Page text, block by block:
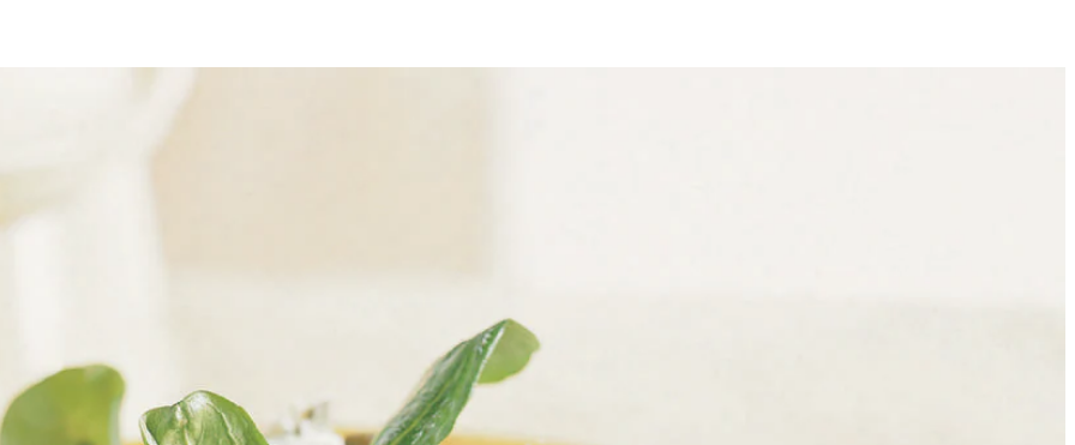
mosterd en olie tot een vinaigrette. Voeg peper en zout naar smaak toe. Snijd de baguette in 12 sneetjes en rooster vlak onder de grill
de andere kant goudbruin. Beleg de geroosterde sneetjes brood met blauwe kaas. Verdeel de veldsla over 4 bordjes en strooi de
Leg de sneetjes brood met kaas op de salade en verdeel de kappertjes erover.